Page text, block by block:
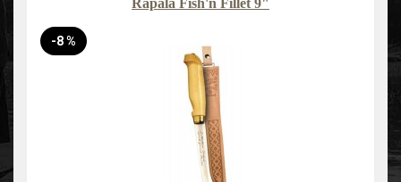
Rapala Fish'n Fillet 9"
-8 %